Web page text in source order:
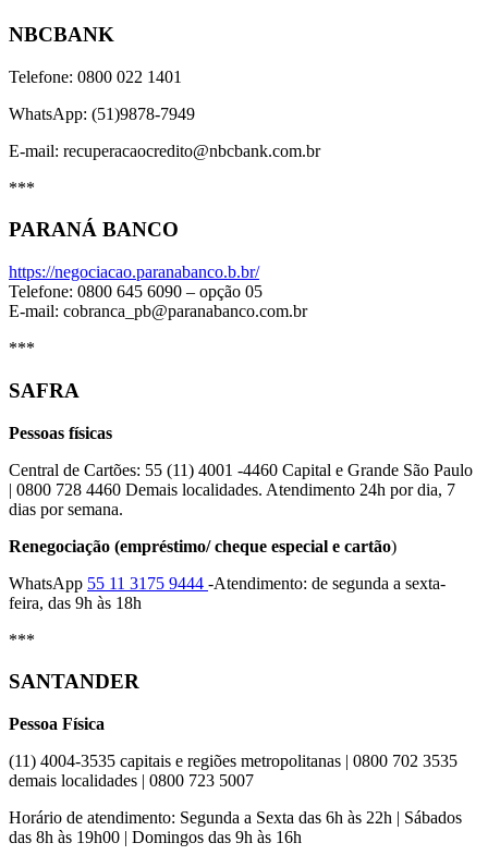
NBCBANK
Telefone: 0800 022 1401
WhatsApp: (51)9878-7949
E-mail: recuperacaocredito@nbcbank.com.br
***
PARANÁ BANCO
https://negociacao.paranabanco.b.br/
Telefone: 0800 645 6090 – opção 05
E-mail: cobranca_pb@paranabanco.com.br
***
SAFRA
Pessoas físicas
Central de Cartões: 55 (11) 4001 -4460 Capital e Grande São Paulo
| 0800 728 4460 Demais localidades. Atendimento 24h por dia, 7
dias por semana.
Renegociação (empréstimo/ cheque especial e cartão)
WhatsApp 55 11 3175 9444 -Atendimento: de segunda a sexta-
feira, das 9h às 18h
***
SANTANDER
Pessoa Física
(11) 4004-3535 capitais e regiões metropolitanas | 0800 702 3535
demais localidades | 0800 723 5007
Horário de atendimento: Segunda a Sexta das 6h às 22h | Sábados
das 8h às 19h00 | Domingos das 9h às 16h